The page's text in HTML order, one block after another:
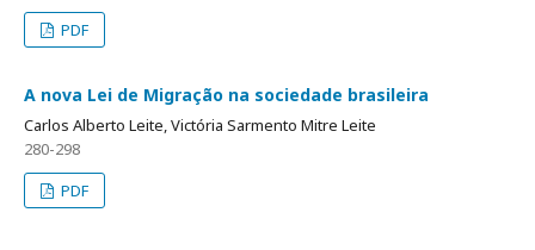
PDF
A nova Lei de Migração na sociedade brasileira
Carlos Alberto Leite, Victória Sarmento Mitre Leite
280-298
PDF